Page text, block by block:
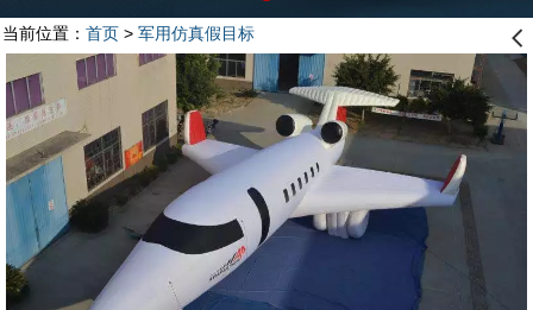
当前位置： 首页> 军用仿真假目标 󰊒